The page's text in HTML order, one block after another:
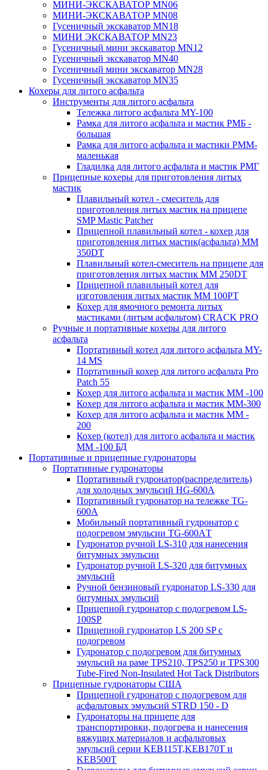
МИНИ-ЭКСКАВАТОР MN06
МИНИ-ЭКСКАВАТОР MN08
Гусеничный экскаватор MN18
МИНИ ЭКСКАВАТОР MN23
Гусеничный мини экскаватор MN12
Гусеничный экскаватор MN40
Гусеничный мини экскаватор MN28
Гусеничный экскаватор MN35
Кохеры для литого асфальта
Инструменты для литого асфальта
Тележка литого асфальта MY-100
Рамка для литого асфальта и мастик РМБ -
большая
Рамка для литого асфальта и мастики РММ-
маленькая
Гладилка для литого асфальта и мастик РМГ
Прицепные кохеры для приготовления литых
мастик
Плавильный котел - смеситель для
приготовления литых мастик на прицепе
SMP Mastic Patcher
Прицепной плавильный котел - кохер для
приготовления литых мастик(асфальта) MM
350DT
Плавильный котел-смеситель на прицепе для
приготовления литых мастик MM 250DT
Прицепной плавильный котел для
изготовления литых мастик MM 100PT
Кохер для ямочного ремонта литых
мастиками (литым асфальтом) CRACK PRO
Ручные и портативные кохеры для литого
асфальта
Портативный котел для литого асфальта MY-
14 MS
Портативный кохер для литого асфальта Pro
Patch 55
Кохер для литого асфальта и мастик MM -100
Кохер для литого асфальта и мастик MM-300
Кохер для литого асфальта и мастик MM -
200
Кохер (котел) для литого асфальта и мастик
MM -100 БД
Портативные и прицепные гудронаторы
Портативные гудронаторы
Портативный гудронатор(распределитель)
для холодных эмульсий HG-600A
Портативный гудронатор на тележке TG-
600A
Мобильный портативный гудронатор с
подогревом эмульсии TG-600AТ
Гудронатор ручной LS-310 для нанесения
битумных эмульсии
Гудронатор ручной LS-320 для битумных
эмульсий
Ручной бензиновый гудронатор LS-330 для
битумных эмульсий
Прицепной гудронатор с подогревом LS-
100SP
Прицепной гудронатор LS 200 SP с
подогревом
Гудронатор с подогревом для битумных
эмульсий на раме TPS210, TPS250 и TPS300
Tube-Fired Non-Insulated Hot Tack Distributors
Прицепные гудронаторы США
Прицепной гудронатор с подогревом для
асфальтовых эмульсий STRD 150 - D
Гудронаторы на прицепе для
транспортировки, подогрева и нанесения
вяжущих материалов и асфальтовых
эмульсий серии KEB115T,KEB170T и
KEB500T